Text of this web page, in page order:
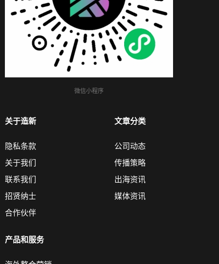
微信小程序
关于造新
隐私条款
关于我们
联系我们
招贤纳士
合作伙伴
文章分类
公司动态
传播策略
出海资讯
媒体资讯
产品和服务